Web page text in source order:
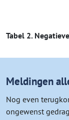
Tabel 2.
Meldingen
Nog even
ongewenst